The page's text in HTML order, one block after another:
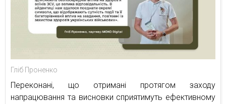
Гліб Проненко
Переконані, що отримані протягом заходу
напрацювання та висновки сприятимуть ефективному